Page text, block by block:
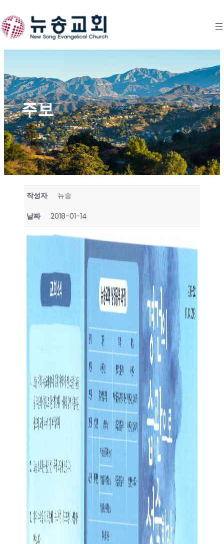
to
content
주보
작성자 뉴송
날짜 2018-01-14